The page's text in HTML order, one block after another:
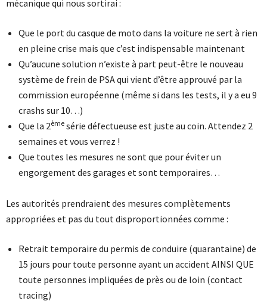
mécanique qui nous sortirai :
Que le port du casque de moto dans la voiture ne sert à rien
en pleine crise mais que c’est indispensable maintenant
Qu’aucune solution n’existe à part peut-être le nouveau
système de frein de PSA qui vient d’être approuvé par la
commission européenne (même si dans les tests, il y a eu 9
crashs sur 10…)
Que la 2ème série défectueuse est juste au coin. Attendez 2
semaines et vous verrez !
Que toutes les mesures ne sont que pour éviter un
engorgement des garages et sont temporaires…
Les autorités prendraient des mesures complètements
appropriées et pas du tout disproportionnées comme :
Retrait temporaire du permis de conduire (quarantaine) de
15 jours pour toute personne ayant un accident AINSI QUE
toute personnes impliquées de près ou de loin (contact
tracing)